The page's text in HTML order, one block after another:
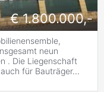
€ 1.800.000,-
neun
. Die Liegenschaft
für Bauträger...